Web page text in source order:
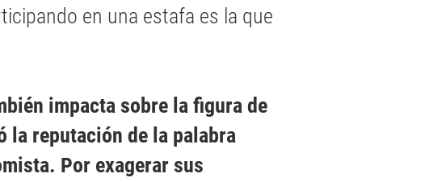
en una estafa es la que
impacta sobre la figura de
la reputación de la palabra
Por exagerar sus